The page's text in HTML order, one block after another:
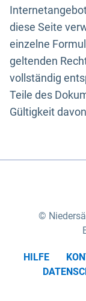
diese Seite
einzelne
geltenden
vollständig
Teile des
Gültigkeit
HILFE